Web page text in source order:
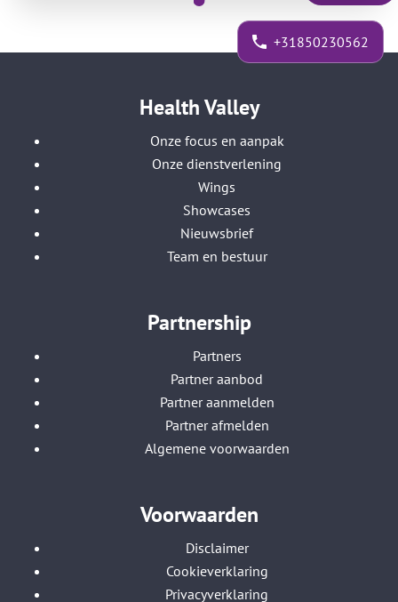
+31850230562
Health Valley
Onze focus en aanpak
Onze dienstverlening
Wings
Showcases
Nieuwsbrief
Team en bestuur
Partnership
Partners
Partner aanbod
Partner aanmelden
Partner afmelden
Algemene voorwaarden
Voorwaarden
Disclaimer
Cookieverklaring
Privacyverklaring